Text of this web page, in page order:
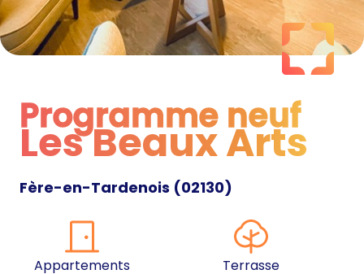
Programme neuf
Programme neuf
Les Beaux Arts
Fère-en-Tardenois (02130)
Appartements
Terrasse